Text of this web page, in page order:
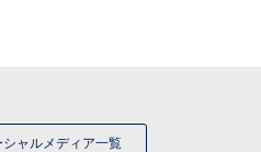
シャルメディア一覧